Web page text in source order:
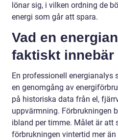
lönar sig, i vilken ordning de
energi som går att spara.
Vad en
faktiskt innebär
En professionell energianalys
en genomgång av
på historiska data från el,
uppvärmning. Förbrukningen
ibland per timme. Målet är att
förbrukningen vintertid mer